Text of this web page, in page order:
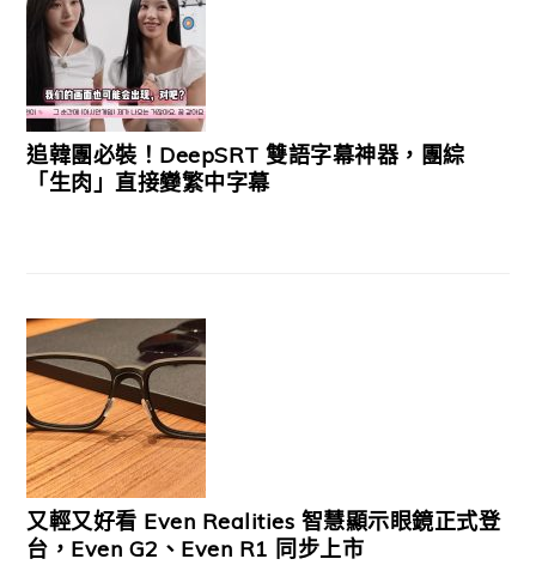
追韓團必裝！DeepSRT 雙語字幕神器，團綜
「生肉」直接變繁中字幕
又輕又好看 Even Realities 智慧顯示眼鏡正式登
台，Even G2、Even R1 同步上市